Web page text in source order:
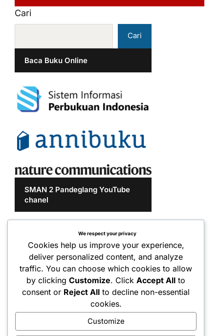
Cari
Cari
Baca Buku Online
SMAN 2 Pandeglang YouTube
chanel
We respect your privacy
Cookies help us improve your experience,
deliver personalized content, and analyze
traffic. You can choose which cookies to allow
by clickingCustomize. ClickAccept All to
consent or Reject All to decline non-essential
cookies.
Customize